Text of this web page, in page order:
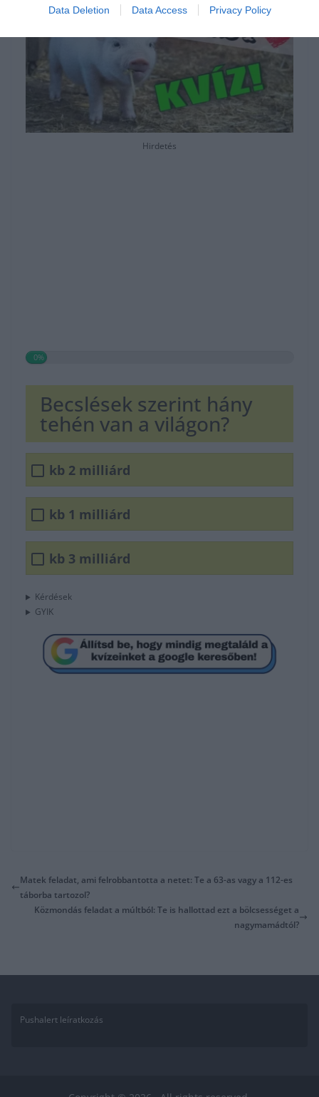
Data Deletion Data Access Privacy Policy
Hirdetés
0%
Becslések szerint hány
tehén van a világon?
kb 2 milliárd
kb 1 milliárd
kb 3 milliárd
Kérdések
GYIK
Matek feladat, ami felrobbantotta a netet: Te a 63-as vagy a 112-es
táborba tartozol?
Közmondás feladat a múltból: Te is hallottad ezt a bölcsességet a
nagymamádtól?
Pushalert leíratkozás